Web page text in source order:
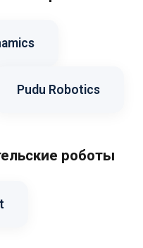
Pudu Robotics
роботы